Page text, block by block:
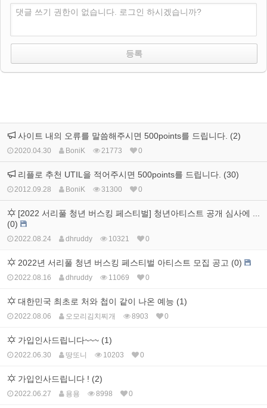
댓글 쓰기 권한이 없습니다. 로그인 하시겠습니까?
사이트 내의 오류를 말씀해주시면 500points를 드립니다. (2)
2020.04.30 BoniK 21773 0
리플로 추천 UTIL을 적어주시면 500points를 드립니다. (30)
2012.09.28 BoniK 31300 0
[2022 서리풀 청년 버스킹 페스티벌] 청년아티스트 공개 심사에 ...
(0)
2022.08.24 dhruddy 10321 0
2022년 서리풀 청년 버스킹 페스티벌 아티스트 모집 공고 (0)
2022.08.16 dhruddy 11069 0
대한민국 최초로 처와 첩이 같이 나온 예능 (1)
2022.08.06 오모리김치찌개 8903 0
가입인사드립니다~~~ (1)
2022.06.30 땅또니 10203 0
가입인사드립니다 ! (2)
2022.06.27 용용 8998 0